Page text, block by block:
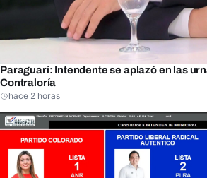
Paraguarí: Intendente se aplazó en las
Contraloría
hace 2 horas